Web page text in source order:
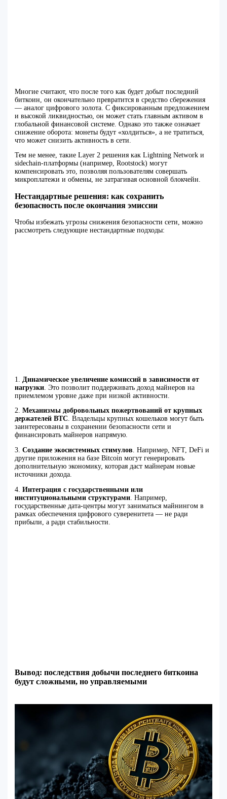
Многие считают, что после того как будет добыт последний
биткоин, он окончательно превратится в средство сбережения
— аналог цифрового золота. С фиксированным предложением
и высокой ликвидностью, он может стать главным активом в
глобальной финансовой системе. Однако это также означает
снижение оборота: монеты будут «холдиться», а не тратиться,
что может снизить активность в сети.
Тем не менее, такие Layer 2 решения как Lightning Network и
sidechain-платформы (например, Rootstock) могут
компенсировать это, позволяя пользователям совершать
микроплатежи и обмены, не затрагивая основной блокчейн.
Нестандартные решения: как сохранить
безопасность после окончания эмиссии
Чтобы избежать угрозы снижения безопасности сети, можно
рассмотреть следующие нестандартные подходы:
1. Динамическое увеличение комиссий в зависимости от
нагрузки . Это позволит поддерживать доход майнеров на
приемлемом уровне даже при низкой активности.
2.Механизмы добровольных пожертвований от крупных
держателей BTC. Владельцы крупных кошельков могут быть
заинтересованы в сохранении безопасности сети и
финансировать майнеров напрямую.
3.Создание экосистемных стимулов . Например, NFT, DeFi и
другие приложения на базе Bitcoin могут генерировать
дополнительную экономику, которая даст майнерам новые
источники дохода.
4.Интеграция с государственными или
институциональными структурами . Например,
государственные дата-центры могут заниматься майнингом в
рамках обеспечения цифрового суверенитета — не ради
прибыли, а ради стабильности.
Вывод: последствия добычи последнего биткоина
будут сложными, но управляемыми